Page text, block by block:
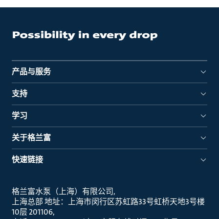
产品与服务
支持
学习
关于格兰富
快速链接
格兰富水泵（上海）有限公司
上海总部 地址：上海市闵行区苏虹路33号虹桥天地3号楼
10层 201106